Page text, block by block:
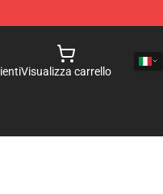
Visualizza carrello